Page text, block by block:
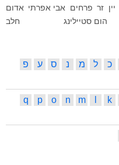
יין זר פרחים אבי אפרתי אדום
הום סטיילינג חלב
כ ל מ נ ס ע
פ
k
m
n
o
p
q